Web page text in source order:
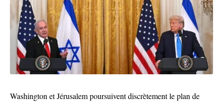
Washington et Jérusalem poursuivent discrètement le plan de